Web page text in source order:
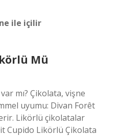
ile içilir
Mü
mı? Çikolata, vişne
uyumu: Divan Forêt
Likörlü çikolatalar
Cupido Likörlü Çikolata